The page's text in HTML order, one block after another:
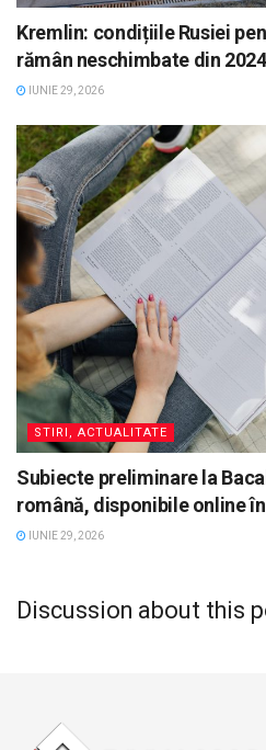
Kremlin: condițiile Rusiei
rămân neschimbate din 2024
IUNIE 29, 2026
STIRI, ACTUALITATE
Subiecte preliminare la
română, disponibile online
IUNIE 29, 2026
Discussion about this